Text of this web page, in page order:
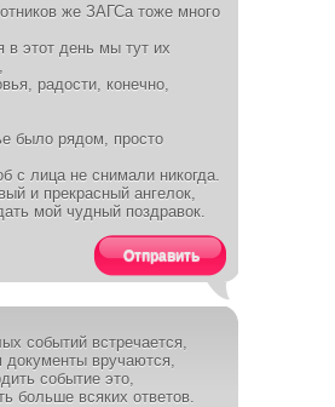
же ЗАГСа тоже много
в этот день мы тут их
радости, конечно,
было рядом, просто
с лица не снимали никогда.
и прекрасный ангелок,
мой чудный поздравок.
Отправить
событий встречается,
вручаются,
событие это,
больше всяких ответов.